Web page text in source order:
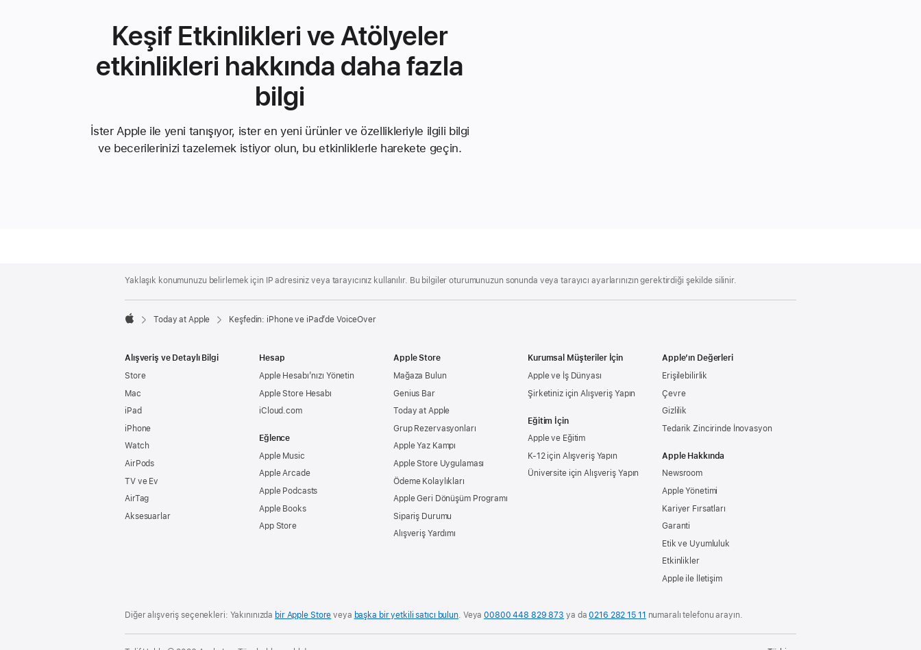
Keşif Etkinlikleri ve Atölyeler
etkinlikleri hakkında daha fazla
bilgi
İster Apple ile yeni tanışıyor, ister en yeni ürünler ve özellikleriyle ilgili bilgi
ve becerilerinizi tazelemek istiyor olun, bu etkinliklerle harekete geçin.
Footer
Yaklaşık konumunuzu belirlemek için IP adresiniz veya tarayıcınız kullanılır. Bu bilgiler oturumunuzun sonunda veya tarayıcı ayarlarınızın gerektirdiği şekilde silinir.
Today at Apple Keşfedin: iPhone ve iPad’de VoiceOver
Alışveriş ve Detaylı Bilgi
Store
Mac
iPad
iPhone
Watch
AirPods
TV ve Ev
AirTag
Aksesuarlar
Hesap
Apple Hesabı’nızı Yönetin
Apple Store Hesabı
iCloud.com
Eğlence
Apple Music
Apple Arcade
Apple Podcasts
Apple Books
App Store
Apple Store
Mağaza Bulun
Genius Bar
Today at Apple
Grup Rezervasyonları
Apple Yaz Kampı
Apple Store Uygulaması
Ödeme Kolaylıkları
Apple Geri Dönüşüm Programı
Sipariş Durumu
Alışveriş Yardımı
Kurumsal Müşteriler İçin
Apple ve İş Dünyası
Şirketiniz için Alışveriş Yapın
Eğitim İçin
Apple ve Eğitim
K-12 için Alışveriş Yapın
Üniversite için Alışveriş Yapın
Apple’ın Değerleri
Erişilebilirlik
Çevre
Gizlilik
Tedarik Zincirinde İnovasyon
Apple Hakkında
Newsroom
Apple Yönetimi
Kariyer Fırsatları
Garanti
Etik ve Uyumluluk
Etkinlikler
Apple ile İletişim
Diğer alışveriş seçenekleri: Yakınınızda bir Apple Store veya başka bir yetkili satıcı bulun. Veya00800 448 829 873 ya da0216 282 15 11 numaralı telefonu arayın.